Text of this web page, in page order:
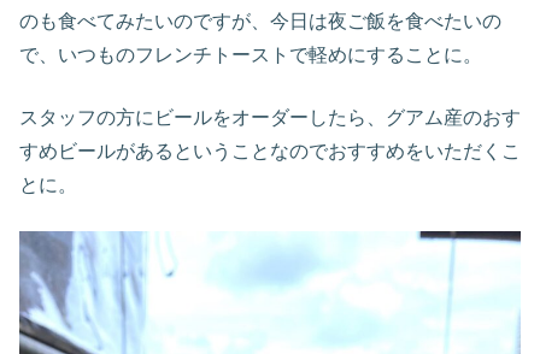
のも食べてみたいのですが、今日は夜ご飯を食べたいの
で、いつものフレンチトーストで軽めにすることに。
スタッフの方にビールをオーダーしたら、グアム産のおす
すめビールがあるということなのでおすすめをいただくこ
とに。